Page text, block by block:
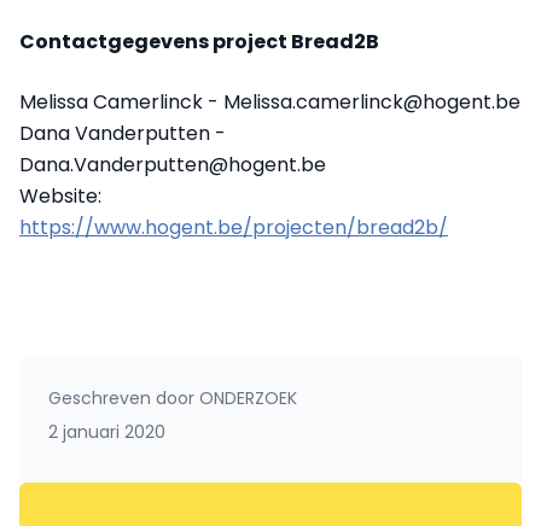
Contactgegevens project Bread2B
Melissa Camerlinck - Melissa.camerlinck@hogent.be
Dana Vanderputten -
Dana.Vanderputten@hogent.be
Website:
https://www.hogent.be/projecten/bread2b/
Geschreven door ONDERZOEK
2 januari 2020